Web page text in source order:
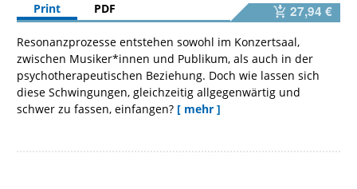
Print
PDF 27,94 €
Resonanzprozesse entstehen sowohl im Konzertsaal,
zwischen Musiker*innen und Publikum, als auch in der
psychotherapeutischen Beziehung. Doch wie lassen sich
diese Schwingungen, gleichzeitig allgegenwärtig und
schwer zu fassen, einfangen? [ mehr ]